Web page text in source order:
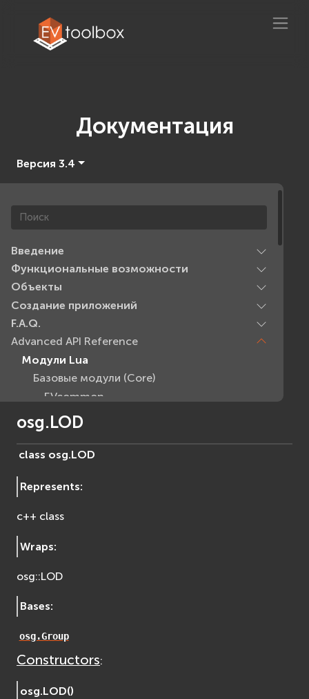
Документация
Версия 3.4
Введение
Функциональные возможности
Объекты
Создание приложений
F.A.Q.
Advanced API Reference
Модули Lua
Базовые модули (Core)
EVcommon
evar2
evxml
EVosg
EVosgGA
EVosgShadow
EVosgViewer
osg
osgDB
osg.LOD
class osg.LOD
Represents:
c++ class
Wraps:
osg::LOD
Bases:
osg.Group
Constructors:
osg.LOD()